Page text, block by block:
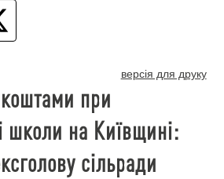
версія для друку
при
школи на Київщині:
сільради